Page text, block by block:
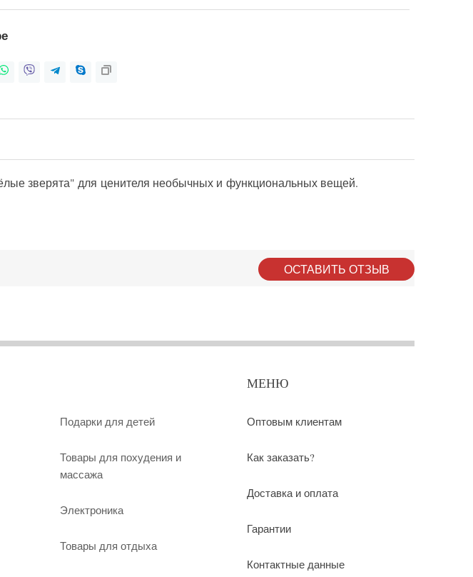
зверята" для ценителя необычных и функциональных вещей.
ОСТАВИТЬ ОТЗЫВ
Подарки для детей
Товары для похудения и
массажа
Электроника
Товары для отдыха
МЕНЮ
Оптовым клиентам
Как заказать?
Доставка и оплата
Гарантии
Контактные данные